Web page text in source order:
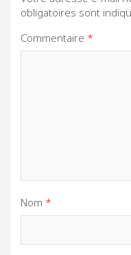
obligatoires sont
Commentaire *
Nom *